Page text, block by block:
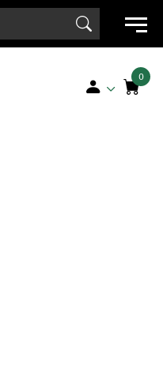
Search Button